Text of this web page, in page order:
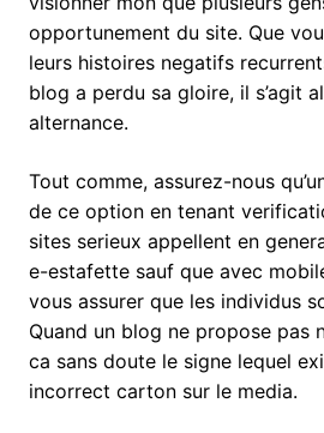
opportunement du site. Que
leurs histoires negatifs
blog a perdu sa gloire, il s’agit
alternance.
Tout comme, assurez-nous
de ce option en tenant
sites serieux appellent en
e-estafette sauf que avec
vous assurer que les individus
Quand un blog ne propose pas
ca sans doute le signe lequel
incorrect carton sur le media.